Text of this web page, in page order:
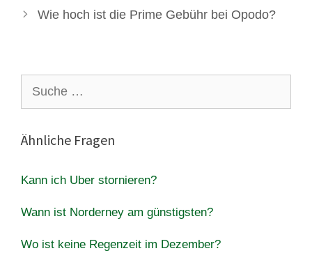
Wie hoch ist die Prime Gebühr bei Opodo?
nach:
Ähnliche Fragen
Kann ich Uber stornieren?
Wann ist Norderney am günstigsten?
Wo ist keine Regenzeit im Dezember?